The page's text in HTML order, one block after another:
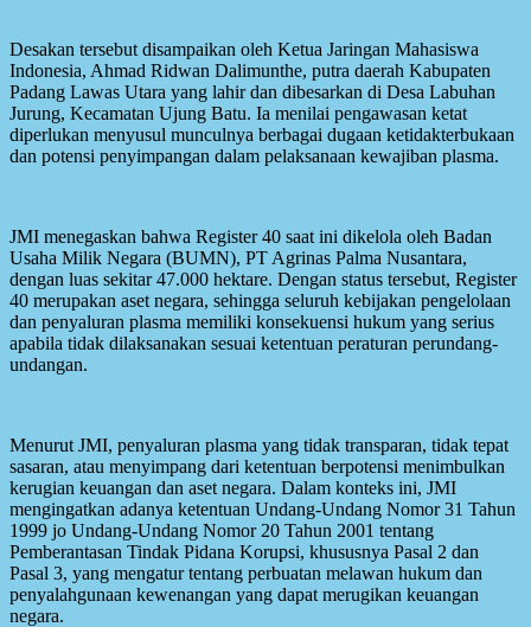
Desakan tersebut disampaikan oleh Ketua Jaringan Mahasiswa
Indonesia, Ahmad Ridwan Dalimunthe, putra daerah Kabupaten
Padang Lawas Utara yang lahir dan dibesarkan di Desa Labuhan
Jurung, Kecamatan Ujung Batu. Ia menilai pengawasan ketat
diperlukan menyusul munculnya berbagai dugaan ketidakterbukaan
dan potensi penyimpangan dalam pelaksanaan kewajiban plasma.
JMI menegaskan bahwa Register 40 saat ini dikelola oleh Badan
Usaha Milik Negara (BUMN), PT Agrinas Palma Nusantara,
dengan luas sekitar 47.000 hektare. Dengan status tersebut, Register
40 merupakan aset negara, sehingga seluruh kebijakan pengelolaan
dan penyaluran plasma memiliki konsekuensi hukum yang serius
apabila tidak dilaksanakan sesuai ketentuan peraturan perundang-
undangan.
Menurut JMI, penyaluran plasma yang tidak transparan, tidak tepat
sasaran, atau menyimpang dari ketentuan berpotensi menimbulkan
kerugian keuangan dan aset negara. Dalam konteks ini, JMI
mengingatkan adanya ketentuan Undang-Undang Nomor 31 Tahun
1999 jo Undang-Undang Nomor 20 Tahun 2001 tentang
Pemberantasan Tindak Pidana Korupsi, khususnya Pasal 2 dan
Pasal 3, yang mengatur tentang perbuatan melawan hukum dan
penyalahgunaan kewenangan yang dapat merugikan keuangan
negara.